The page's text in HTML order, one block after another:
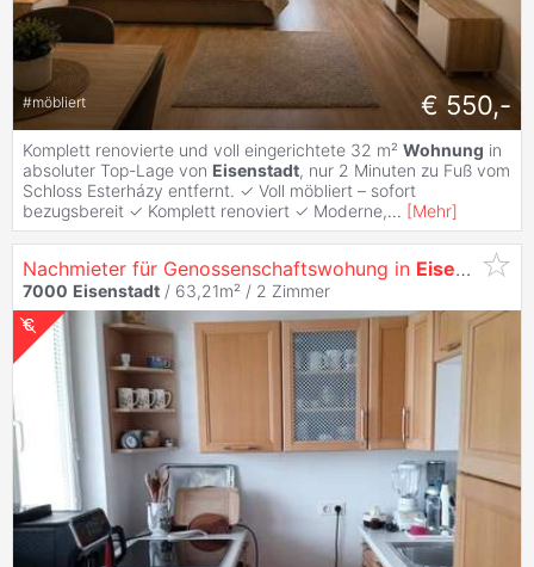
#möbliert € 550,-
Komplett renovierte und voll eingerichtete 32 m² Wohnung in
absoluter Top-Lage von Eisenstadt, nur 2 Minuten zu Fuß vom
Schloss Esterházy entfernt. ✓ Voll möbliert – sofort
bezugsbereit ✓ Komplett renoviert ✓ Moderne,... [Mehr]
Nachmieter für Genossenschaftswohung in Eisenstadt
7000 Eisenstadt / 63,21m² / 2 Zimmer